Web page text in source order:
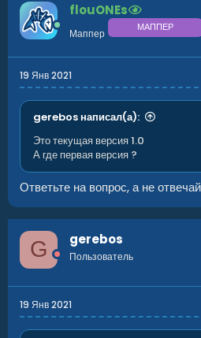
flouONEs
Маппер МАППЕР
19 Янв 2021
gerebos написал(а):
Это текущая версия 1.0
А где первая версия ?
Ответьте на вопрос, а не
G gerebos
Пользователь
19 Янв 2021